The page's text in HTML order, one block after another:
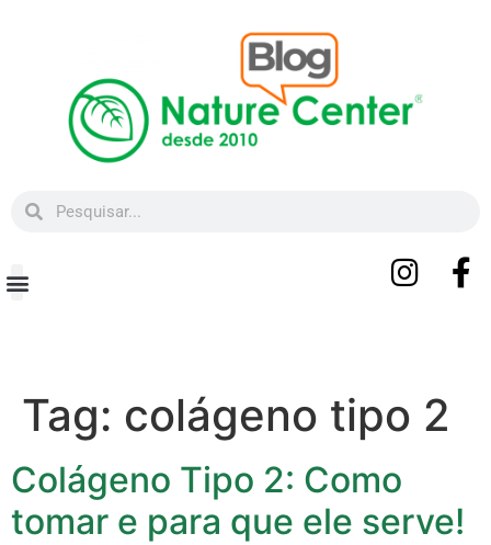
Tag: colágeno tipo 2
Colágeno Tipo 2: Como
tomar e para que ele serve!